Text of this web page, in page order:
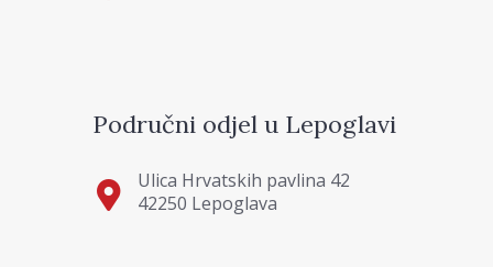
Područni odjel u Lepoglavi
Ulica Hrvatskih pavlina 42
42250 Lepoglava